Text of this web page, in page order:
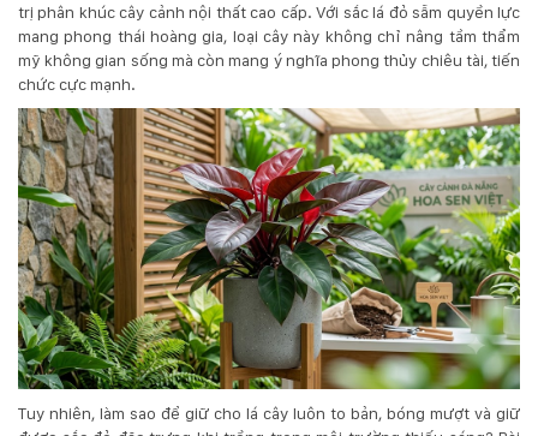
KỸ
THUẬT
TRỒNG
CÂY
HÌNH
ẢNH
LIÊN
trị phân khúc cây cảnh nội thất cao cấp. Với sắc lá đỏ sẫm quyền lực
mang phong thái hoàng gia, loại cây này không chỉ nâng tầm thẩm
mỹ không gian sống mà còn mang ý nghĩa phong thủy chiêu tài, tiến
chức cực mạnh.
Tuy nhiên, làm sao để giữ cho lá cây luôn to bản, bóng mượt và giữ